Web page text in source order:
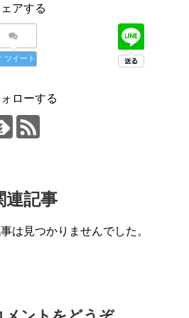
アする
ツイート
ローする
連記事
は見つかりませんでした。